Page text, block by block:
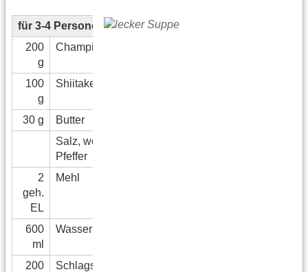
für 3-4 Personen
200
g
Champignons
100
g
Shiitake-Pilze
30 g
Butter
Salz, weißer
Pfeffer
2
geh.
EL
Mehl
600
ml
Wasser
200
Schlagsahne